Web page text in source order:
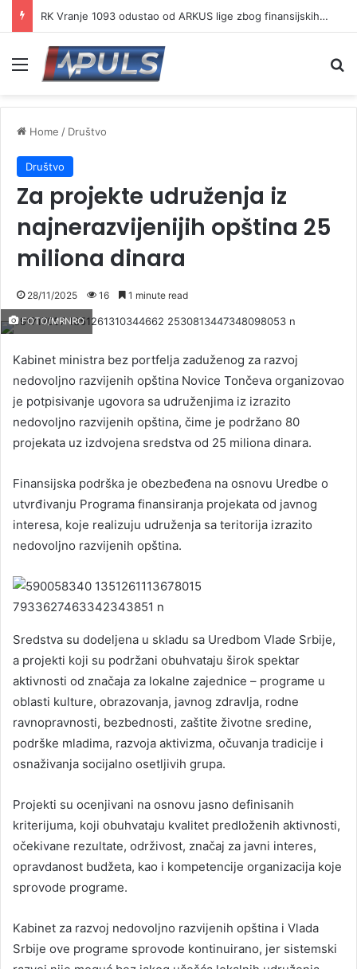
RK Vranje 1093 odustao od ARKUS lige zbog finansijskih problema
Menu
Home / Društvo
Društvo
Za projekte udruženja iz
najnerazvijenijih opština 25
miliona dinara
28/11/2025 16 1 minute read
FOTO/MRNRO
Kabinet ministra bez portfelja zaduženog za razvoj
nedovoljno razvijenih opština Novice Tončeva organizovao
je potpisivanje ugovora sa udruženjima iz izrazito
nedovoljno razvijenih opština, čime je podržano 80
projekata uz izdvojena sredstva od 25 miliona dinara.
Finansijska podrška je obezbeđena na osnovu Uredbe o
utvrđivanju Programa finansiranja projekata od javnog
interesa, koje realizuju udruženja sa teritorija izrazito
nedovoljno razvijenih opština.
Sredstva su dodeljena u skladu sa Uredbom Vlade Srbije,
a projekti koji su podržani obuhvataju širok spektar
aktivnosti od značaja za lokalne zajednice – programe u
oblasti kulture, obrazovanja, javnog zdravlja, rodne
ravnopravnosti, bezbednosti, zaštite životne sredine,
podrške mladima, razvoja aktivizma, očuvanja tradicije i
osnaživanja socijalno osetljivih grupa.
Projekti su ocenjivani na osnovu jasno definisanih
kriterijuma, koji obuhvataju kvalitet predloženih aktivnosti,
očekivane rezultate, održivost, značaj za javni interes,
opravdanost budžeta, kao i kompetencije organizacija koje
sprovode programe.
Kabinet za razvoj nedovoljno razvijenih opština i Vlada
Srbije ove programe sprovode kontinuirano, jer sistemski